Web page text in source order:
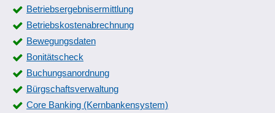
Betriebsergebnisermittlung
Betriebskostenabrechnung
Bewegungsdaten
Bonitätscheck
Buchungsanordnung
Bürgschaftsverwaltung
Core Banking (Kernbankensystem)